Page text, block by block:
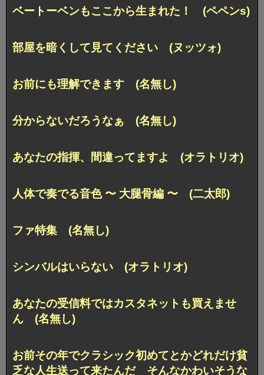
ベートーベンもここから生まれた！ (ペペンs)
部屋を暗くして見てください (ヌッツォ)
お前にも理解できます (名無し)
分からないだろうなぁ (名無し)
あなたの指揮、間違ってますよ (オラトリオ)
人体で奏でる音色 〜 大腿骨編 〜 (二太郎)
ファ特集 (名無し)
シンバルはいらない (オラトリオ)
あなたの受信料ではカスタネットも買えませ
ん (名無し)
お前その年でクラシック初めてとかどれだけ貧
乏な人生送って来たんだ そんなかわいそうな